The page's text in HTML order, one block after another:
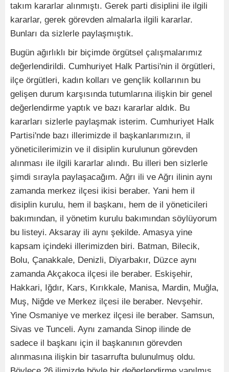
takım kararlar alınmıştı. Gerek parti disiplini ile ilgili
kararlar, gerek görevden almalarla ilgili kararlar.
Bunları da sizlerle paylaşmıştık.
Bugün ağırlıklı bir biçimde örgütsel çalışmalarımız
değerlendirildi. Cumhuriyet Halk Partisi'nin il örgütleri,
ilçe örgütleri, kadın kolları ve gençlik kollarının bu
gelişen durum karşısında tutumlarına ilişkin bir genel
değerlendirme yaptık ve bazı kararlar aldık. Bu
kararları sizlerle paylaşmak isterim. Cumhuriyet Halk
Partisi'nde bazı illerimizde il başkanlarımızın, il
yöneticilerimizin ve il disiplin kurulunun görevden
alınması ile ilgili kararlar alındı. Bu illeri ben sizlerle
şimdi sırayla paylaşacağım. Ağrı ili ve Ağrı ilinin aynı
zamanda merkez ilçesi ikisi beraber. Yani hem il
disiplin kurulu, hem il başkanı, hem de il yöneticileri
bakımından, il yönetim kurulu bakımından söylüyorum
bu listeyi. Aksaray ili aynı şekilde. Amasya yine
kapsam içindeki illerimizden biri. Batman, Bilecik,
Bolu, Çanakkale, Denizli, Diyarbakır, Düzce aynı
zamanda Akçakoca ilçesi ile beraber. Eskişehir,
Hakkari, Iğdır, Kars, Kırıkkale, Manisa, Mardin, Muğla,
Muş, Niğde ve Merkez ilçesi ile beraber. Nevşehir.
Yine Osmaniye ve merkez ilçesi ile beraber. Samsun,
Sivas ve Tunceli. Aynı zamanda Sinop ilinde de
sadece il başkanı için il başkanının görevden
alınmasına ilişkin bir tasarrufta bulunulmuş oldu.